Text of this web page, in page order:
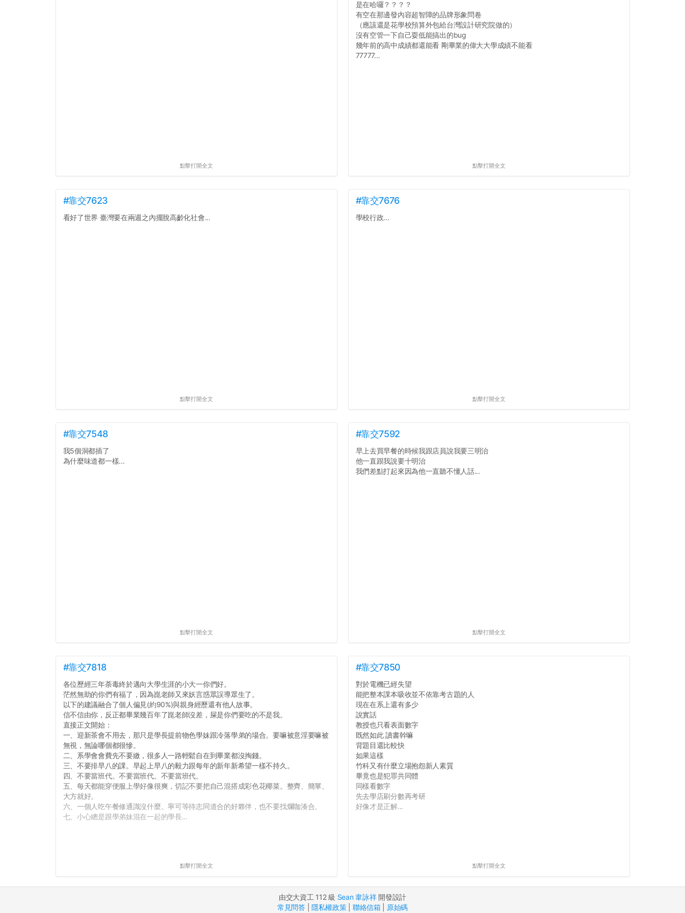
點擊打開全文
是在哈囉？？？？
有空在那邊發內容超智障的品牌形象問卷
（應該還是花學校預算外包給台灣設計研究院做的）
沒有空管一下自己耍低能搞出的bug
幾年前的高中成績都還能看 剛畢業的偉大大學成績不能看
77777...
點擊打開全文
#靠交7623
看好了世界 臺灣要在兩週之內擺脫高齡化社會...
點擊打開全文
#靠交7676
學校行政...
點擊打開全文
#靠交7548
我5個洞都插了
為什麼味道都一樣...
點擊打開全文
#靠交7592
早上去買早餐的時候我跟店員說我要三明治
他一直跟我說要十明治
我們差點打起來因為他一直聽不懂人話...
點擊打開全文
#靠交7818
各位歷經三年荼毒終於邁向大學生涯的小大一你們好。
茫然無助的你們有福了，因為崑老師又來妖言惑眾誤導眾生了。
以下的建議融合了個人偏見(約90%)與親身經歷還有他人故事。
信不信由你，反正都畢業幾百年了崑老師沒差，屎是你們要吃的不是我。
直接正文開始：
一、迎新茶會不用去，那只是學長提前物色學妹跟冷落學弟的場合。要嘛被意淫要嘛被
無視，無論哪個都很慘。
二、系學會會費先不要繳，很多人一路輕鬆自在到畢業都沒掏錢。
三、不要排早八的課。早起上早八的毅力跟每年的新年新希望一樣不持久。
四、不要當班代。不要當班代。不要當班代。
五、每天都能穿便服上學好像很爽，切記不要把自己混搭成彩色花椰菜。整齊、簡單、
大方就好。
六、一個人吃午餐修通識沒什麼。寧可等待志同道合的好夥伴，也不要找爛咖湊合。
七、小心總是跟學弟妹混在一起的學長...
點擊打開全文
#靠交7850
對於電機已經失望
能把整本課本吸收並不依靠考古題的人
現在在系上還有多少
說實話
教授也只看表面數字
既然如此 讀書幹嘛
背題目還比較快
如果這樣
竹科又有什麼立場抱怨新人素質
畢竟也是犯罪共同體
同樣看數字
先去學店刷分數再考研
好像才是正解...
點擊打開全文
由交大資工 112 級 Sean 韋詠祥開發設計
常見問答|隱私權政策| 聯絡信箱| 原始碼